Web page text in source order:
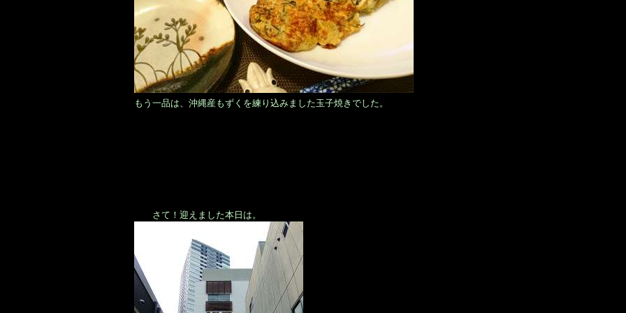
もう一品は、沖縄産もずくを練り込みました玉子焼きでした。
さて！迎えました本日は。